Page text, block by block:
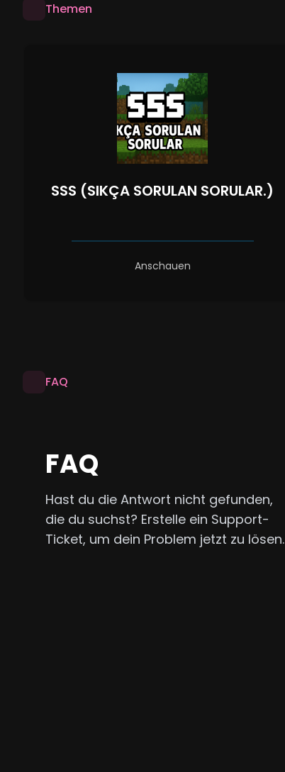
Themen
SSS (SIKÇA SORULAN SORULAR.)
Anschauen
FAQ
FAQ
Hast du die Antwort nicht gefunden,
die du suchst? Erstelle ein Support-
Ticket, um dein Problem jetzt zu lösen.